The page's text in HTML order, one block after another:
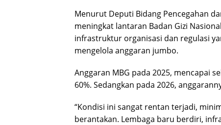
Menurut Deputi Bidang Pencegahan
meningkat lantaran Badan Gizi
infrastruktur organisasi dan regulasi
mengelola anggaran jumbo.
Anggaran MBG pada 2025, mencapai
60%. Sedangkan pada 2026,
“Kondisi ini sangat rentan terjadi,
berantakan. Lembaga baru berdiri,